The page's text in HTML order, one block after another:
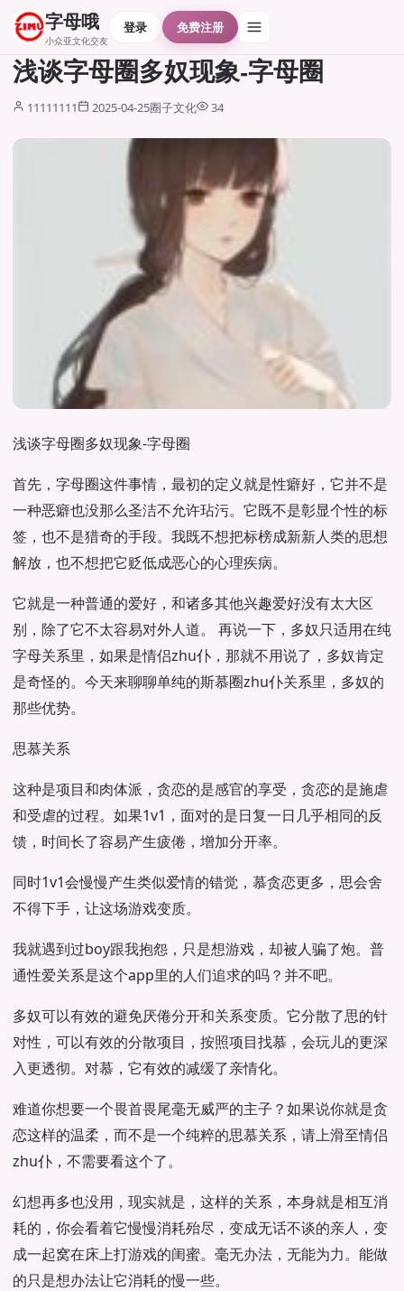
字母哦
小众亚文化交友
登录 免费注册
浅谈字母圈多奴现象-字母圈
11111111 2025-04-25圈子文化 34
浅谈字母圈多奴现象-字母圈
首先，字母圈这件事情，最初的定义就是性癖好，它并不是
一种恶癖也没那么圣洁不允许玷污。它既不是彰显个性的标
签，也不是猎奇的手段。我既不想把标榜成新新人类的思想
解放，也不想把它贬低成恶心的心理疾病。
它就是一种普通的爱好，和诸多其他兴趣爱好没有太大区
别，除了它不太容易对外人道。 再说一下，多奴只适用在纯
字母关系里，如果是情侣zhu仆，那就不用说了，多奴肯定
是奇怪的。今天来聊聊单纯的斯慕圈zhu仆关系里，多奴的
那些优势。
思慕关系
这种是项目和肉体派，贪恋的是感官的享受，贪恋的是施虐
和受虐的过程。如果1v1，面对的是日复一日几乎相同的反
馈，时间长了容易产生疲倦，增加分开率。
同时1v1会慢慢产生类似爱情的错觉，慕贪恋更多，思会舍
不得下手，让这场游戏变质。
我就遇到过boy跟我抱怨，只是想游戏，却被人骗了炮。普
通性爱关系是这个app里的人们追求的吗？并不吧。
多奴可以有效的避免厌倦分开和关系变质。它分散了思的针
对性，可以有效的分散项目，按照项目找慕，会玩儿的更深
入更透彻。对慕，它有效的减缓了亲情化。
难道你想要一个畏首畏尾毫无威严的主子？如果说你就是贪
恋这样的温柔，而不是一个纯粹的思慕关系，请上滑至情侣
zhu仆，不需要看这个了。
幻想再多也没用，现实就是，这样的关系，本身就是相互消
耗的，你会看着它慢慢消耗殆尽，变成无话不谈的亲人，变
成一起窝在床上打游戏的闺蜜。毫无办法，无能为力。能做
的只是想办法让它消耗的慢一些。